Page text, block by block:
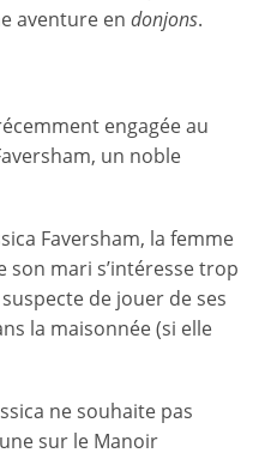
aventure en donjons.
engagée au
un noble
Faversham, la femme
son mari s’intéresse trop
de jouer de ses
la maisonnée (si elle
ne souhaite pas
sur le Manoir